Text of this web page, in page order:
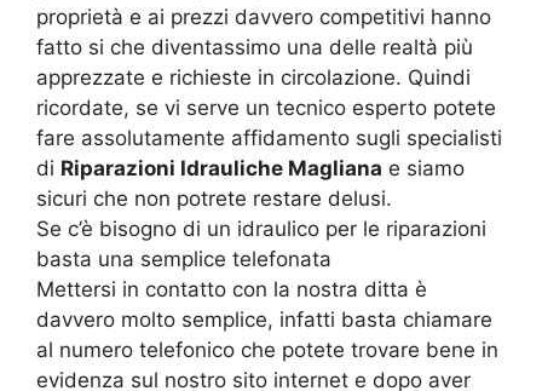
proprietà e ai prezzi davvero competitivi hanno
fatto si che diventassimo una delle realtà più
apprezzate e richieste in circolazione. Quindi
ricordate, se vi serve un tecnico esperto potete
fare assolutamente affidamento sugli specialisti
di Riparazioni Idrauliche Magliana e siamo
sicuri che non potrete restare delusi.
Se c’è bisogno di un idraulico per le riparazioni
basta una semplice telefonata
Mettersi in contatto con la nostra ditta è
davvero molto semplice, infatti basta chiamare
al numero telefonico che potete trovare bene in
evidenza sul nostro sito internet e dopo aver